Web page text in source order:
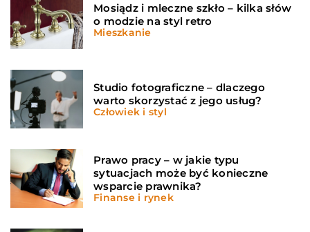
Mosiądz i mleczne szkło – kilka słów
o modzie na styl retro
Mieszkanie
Studio fotograficzne – dlaczego
warto skorzystać z jego usług?
Człowiek i styl
Prawo pracy – w jakie typu
sytuacjach może być konieczne
wsparcie prawnika?
Finanse i rynek